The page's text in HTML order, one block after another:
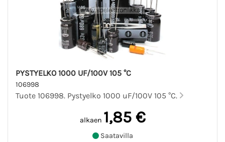
PYSTYELKO 1000 UF/100V 105 °C
106998
Tuote 106998. Pystyelko 1000 uF/100V 105 °C.
alkaen 1,85 €
Saatavilla